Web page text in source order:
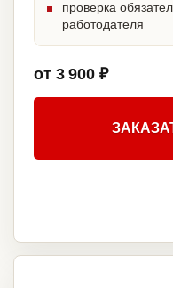
проверка
работодателя
от 3 900 ₽